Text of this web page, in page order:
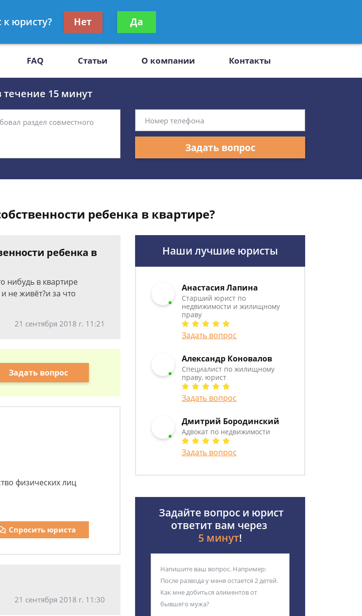
Получите консультацию
бесплатно
FAQ Статьи О компании Контакты
течение 15 минут
Задать вопрос
ребенка в квартире?
ребенка в
нибудь в квартире
не живёт?и за что
21 сентября 2018 г. 11:21
Задать вопрос
физических лиц
Спросить юриста
21 сентября 2018 г. 11:30
Наши лучшие юристы
Анастасия Лапина
Старший юрист по
недвижимости и жилищному
праву
Задать вопрос
Александр Коновалов
Специалист по жилищному
праву, юрист
Задать вопрос
Дмитрий Бородинский
Адвокат по недвижимости
Задать вопрос
Задайте вопрос и юрист
ответит вам через
5 минут!
к юристу? Нет Да